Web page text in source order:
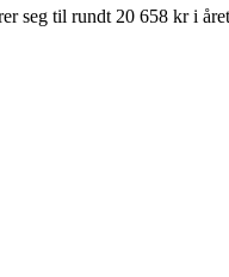
seg til rundt 20 658 kr i